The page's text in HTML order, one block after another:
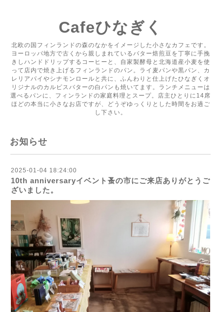
Cafeひなぎく
北欧の国フィンランドの森のなかをイメージした小さなカフェです。
ヨーロッパ地方で古くから親しまれているバター焙煎豆を丁寧に手挽
きしハンドドリップするコーヒーと、自家製酵母と北海道産小麦を使
って店内で焼き上げるフィンランドのパン。ライ麦パンや黒パン、カ
レリアパイやシナモンロールと共に、ふんわりと仕上げたひなぎくオ
リジナルのカルピスバターの白パンも焼いてます。ランチメニューは
選べるパンに、フィンランドの家庭料理とスープ。店主ひとりに14席
ほどの本当に小さなお店ですが、どうぞゆっくりとした時間をお過ご
し下さい。
お知らせ
2025-01-04 18:24:00
10th anniversaryイベント蚤の市にご来店ありがとうご
ざいました。